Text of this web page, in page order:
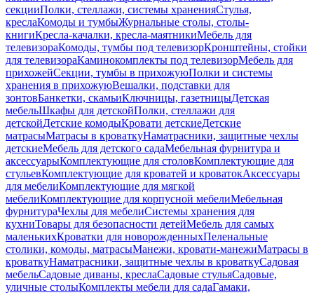
секцииПолки, стеллажи, системы храненияСтулья,
креслаКомоды и тумбыЖурнальные столы, столы-
книгиКресла-качалки, кресла-маятникиМебель для
телевизораКомоды, тумбы под телевизорКронштейны, стойки
для телевизораКаминокомплекты под телевизорМебель для
прихожейСекции, тумбы в прихожуюПолки и системы
хранения в прихожуюВешалки, подставки для
зонтовБанкетки, скамьиКлючницы, газетницыДетская
мебельШкафы для детскойПолки, стеллажи для
детскойДетские комодыКровати детскиеДетские
матрасыМатрасы в кроваткуНаматрасники, защитные чехлы
детскиеМебель для детского садаМебельная фурнитура и
аксессуарыКомплектующие для столовКомплектующие для
стульевКомплектующие для кроватей и кроватокАксессуары
для мебелиКомплектующие для мягкой
мебелиКомплектующие для корпусной мебелиМебельная
фурнитураЧехлы для мебелиСистемы хранения для
кухниТовары для безопасности детейМебель для самых
маленькихКроватки для новорожденныхПеленальные
столики, комоды, матрасыМанежи, кровати-манежиМатрасы в
кроваткуНаматрасники, защитные чехлы в кроваткуСадовая
мебельСадовые диваны, креслаСадовые стульяСадовые,
уличные столыКомплекты мебели для садаГамаки,